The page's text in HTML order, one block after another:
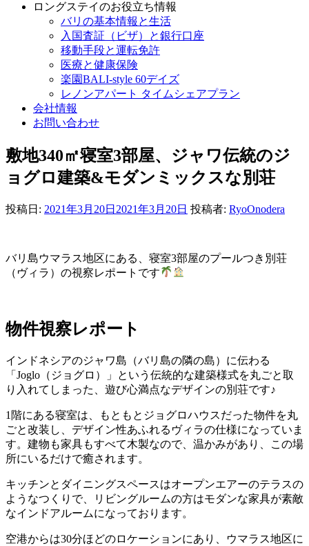
ロングステイのお役立ち情報
バリの基本情報と生活
入国査証（ビザ）と銀行口座
移動手段と運転免許
医療と健康保険
楽園BALI-style 60デイズ
レノンアパート タイムシェアプラン
会社情報
お問い合わせ
敷地340㎡寝室3部屋、ジャワ伝統のジ
ョグロ建築&モダンミックスな別荘
投稿日: 2021年3月20日 2021年3月20日 投稿者: RyoOnodera
バリ島ウマラス地区にある、寝室3部屋のプールつき別荘
（ヴィラ）の視察レポートです
物件視察レポート
インドネシアのジャワ島（バリ島の隣の島）に伝わる
「Joglo（ジョグロ）」という伝統的な建築様式を丸ごと取
り入れてしまった、遊び心満点なデザインの別荘です♪
1階にある寝室は、もともとジョグロハウスだった物件を丸
ごと改装し、デザイン性あふれるヴィラの仕様になっていま
す。建物も家具もすべて木製なので、温かみがあり、この場
所にいるだけで癒されます。
キッチンとダイニングスペースはオープンエアーのテラスの
ようなつくりで、リビングルームの方はモダンな家具が素敵
なインドアルームになっております。
空港からは30分ほどのロケーションにあり、ウマラス地区に